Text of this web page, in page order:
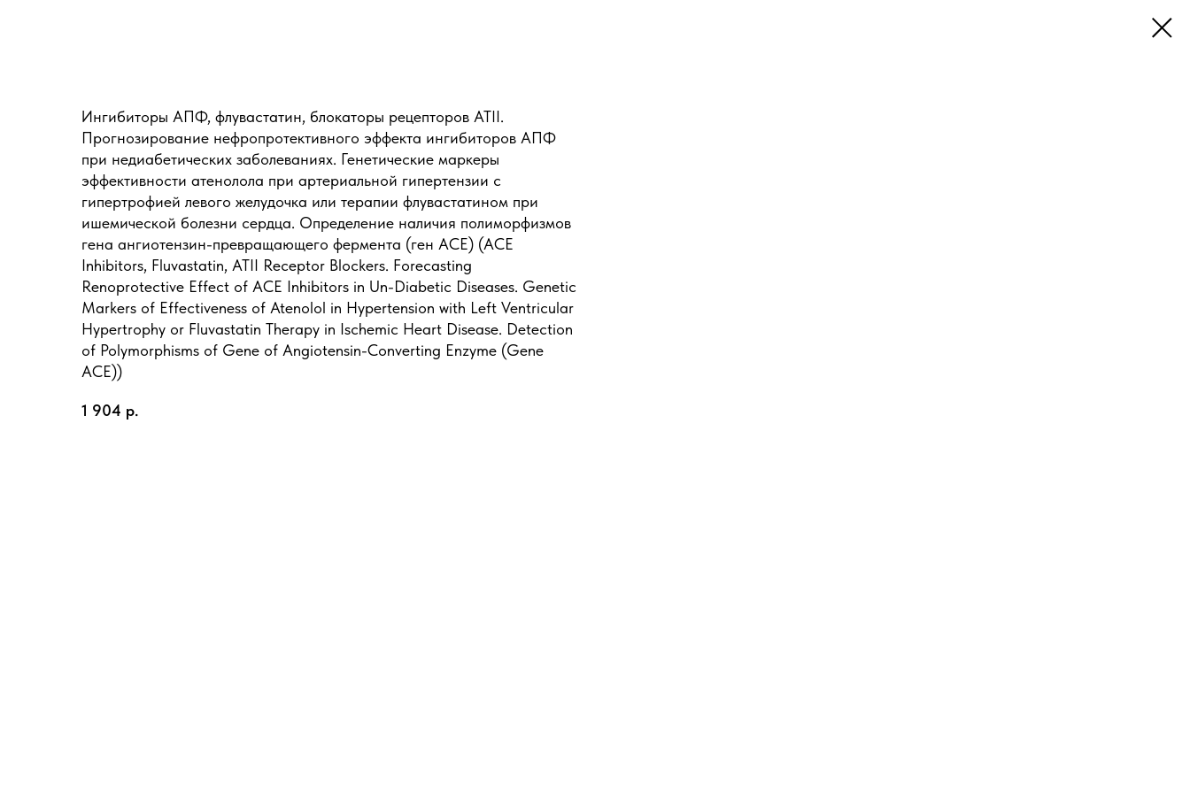
Ингибиторы АПФ, флувастатин, блокаторы рецепторов ATII.
Прогнозирование нефропротективного эффекта ингибиторов АПФ
при недиабетических заболеваниях. Генетические маркеры
эффективности атенолола при артериальной гипертензии с
гипертрофией левого желудочка или терапии флувастатином при
ишемической болезни сердца. Определение наличия полиморфизмов
гена ангиотензин-превращающего фермента (ген ACE) (ACE
Inhibitors, Fluvastatin, ATII Receptor Blockers. Forecasting
Renoprotective Effect of ACE Inhibitors in Un-Diabetic Diseases. Genetic
Markers of Effectiveness of Atenolol in Hypertension with Left Ventricular
Hypertrophy or Fluvastatin Therapy in Ischemic Heart Disease. Detection
of Polymorphisms of Gene of Angiotensin-Converting Enzyme (Gene
ACE))
1 904 р.